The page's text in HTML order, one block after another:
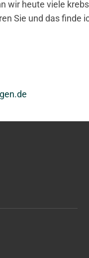
wir heute viele
Sie und das finde